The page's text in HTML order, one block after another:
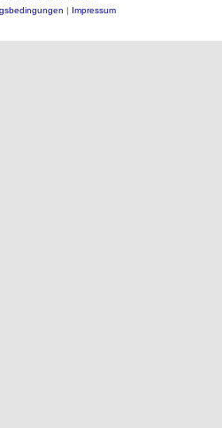
| Impressum